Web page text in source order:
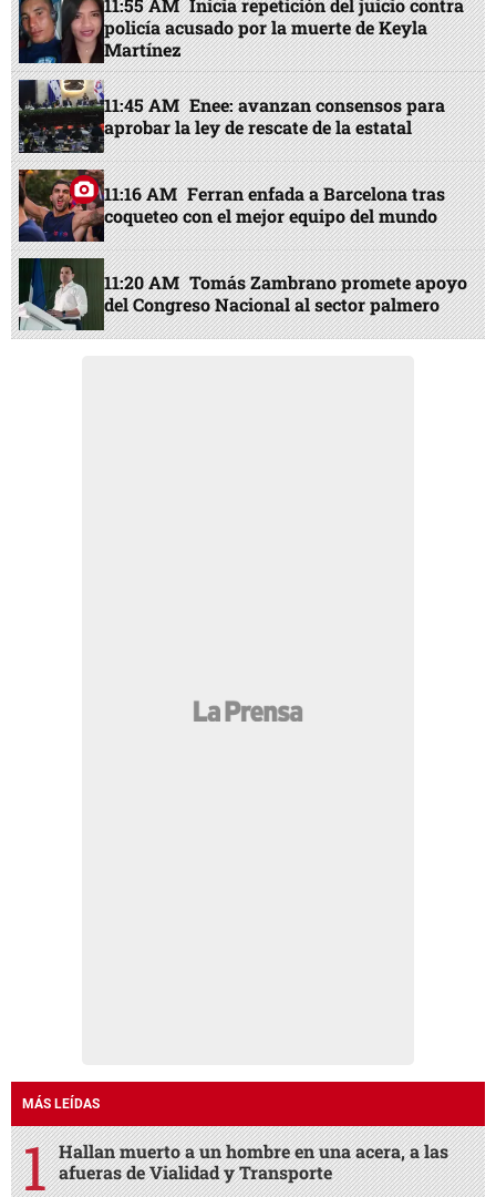
11:55 AM Inicia repetición del juicio contra
policía acusado por la muerte de Keyla
Martínez
11:45 AM Enee: avanzan consensos para
aprobar la ley de rescate de la estatal
11:16 AM Ferran enfada a Barcelona tras
coqueteo con el mejor equipo del mundo
11:20 AM Tomás Zambrano promete apoyo
del Congreso Nacional al sector palmero
MÁS LEÍDAS
Hallan muerto a un hombre en una acera, a las
afueras de Vialidad y Transporte